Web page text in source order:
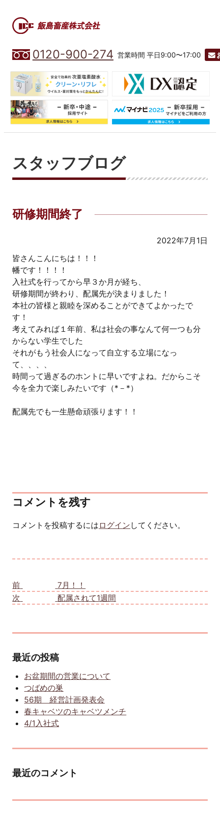
0120-900-274 営業時間 平日9:00〜17:00
スタッフブログ
研修期間終了
2022年7月1日
皆さんこんにちは！！！
幡です！！！！
入社式を行ってから早３か月が経ち、
研修期間が終わり、配属先が決まりました！
本社の皆様と親睦を深めることができてよかったで
す！
考えてみれば１年前、私は社会の事なんて何一つも分
からない学生でした
それがもう社会人になって自立する立場になっ
て、、、、
時間って過ぎるのホントに早いですよね。だからこそ
今を全力で楽しみたいです（*－*）
配属先でも一生懸命頑張ります！！
コメントを残す
コメントを投稿するには ログイン してください。
前
7月！！
次
配属されて1週間
最近の投稿
お盆期間の営業について
つばめの巣
56期 経営計画発表会
春キャベツのキャベツメンチ
4/1入社式
最近のコメント